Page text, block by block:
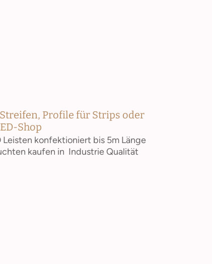
Profile für Strips oder
Shop
konfektioniert bis 5m Länge
kaufen in Industrie Qualität